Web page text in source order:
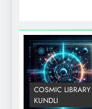
COSMIC LIBRARY
KUNDLI